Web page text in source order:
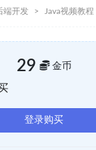
端开发 Java视频教程
29 金币
登录购买